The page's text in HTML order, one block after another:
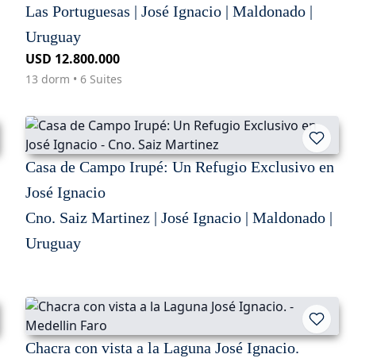
Las Portuguesas | José Ignacio | Maldonado |
Uruguay
USD 12.800.000
13 dorm • 6 Suites
Casa de Campo Irupé: Un Refugio Exclusivo en
José Ignacio
Cno. Saiz Martinez | José Ignacio | Maldonado |
Uruguay
Chacra con vista a la Laguna José Ignacio.